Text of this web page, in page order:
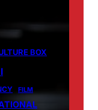
BOX
FILM